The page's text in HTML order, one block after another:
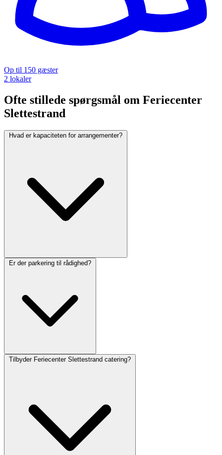
Op til 150 gæster
2 lokaler
Ofte stillede spørgsmål om Feriecenter
Slettestrand
Hvad er kapaciteten for arrangementer?
Er der parkering til rådighed?
Tilbyder Feriecenter Slettestrand catering?